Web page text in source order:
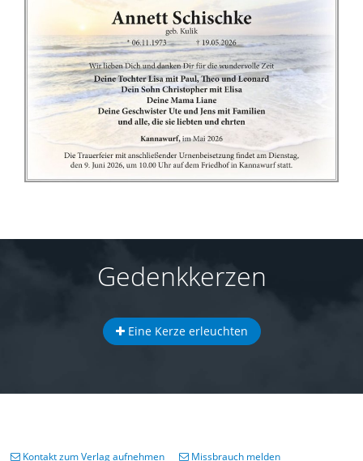
Gedenkkerzen
Eine Kerze erleuchten
Kontakt zum Verlag aufnehmen Missbrauch melden